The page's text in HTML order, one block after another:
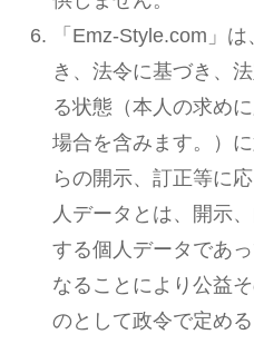
「Emz-Style.com」
き、法令に基づき、
る状態（本人の求め
場合を含みます。）
らの開示、訂正等に
人データとは、開示
する個人データであ
なることにより公益
のとして政令で定め